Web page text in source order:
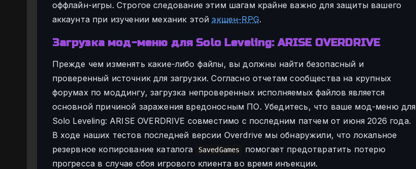
оффлайн-игры. Строгое следование этим шагам крайне важно для защиты вашего
аккаунта при изучении механик этойэкшен-RPG.
Загрузка мод-меню для Solo Leveling: ARISE OVERDRIVE
Прежде чем изменять какие-либо файлы, вы должны найти безопасный и
проверенный источник для загрузки. Согласно отчетам сообщества на крупных
форумах по моддингу, загрузка непроверенных исполняемых файлов является
основной причиной заражения вредоносным ПО. Убедитесь, что ваше мод-меню для
Solo Leveling: ARISE OVERDRIVE совместимо с последним патчем от июня 2026 года.
В ходе наших тестов последней версии Overdrive мы обнаружили, что локальное
резервное копирование каталога
SavedGames
помогает предотвратить потерю
прогресса в случае сбоя игрового клиента во время инъекции.